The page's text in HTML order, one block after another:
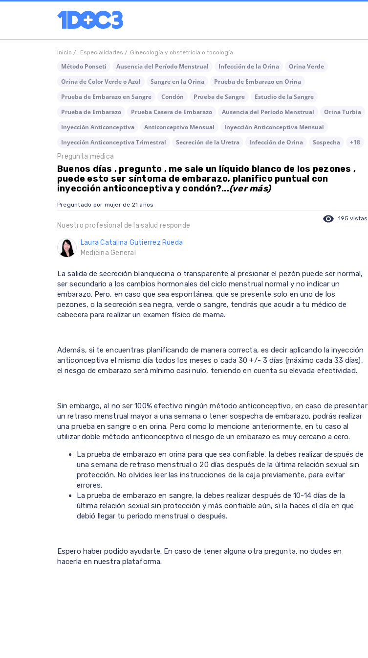
Inicio / Especialidades / Ginecología y obstetricia o tocología
Método Ponseti Ausencia del Período Menstrual Infección de la Orina
Orina Verde
Orina de Color Verde o Azul
Sangre en la Orina
Prueba de Embarazo en Orina
Prueba de Embarazo en Sangre
Condón Prueba de Sangre
Estudio de la Sangre
Prueba de Embarazo
Prueba Casera de Embarazo Ausencia del Período Menstrual
Orina Turbia
Inyección Anticonceptiva
Anticonceptivo Mensual
Inyección Anticonceptiva Mensual
Inyección Anticonceptiva Trimestral
Secreción de la Uretra Infección de Orina Sospecha
+18
Pregunta médica
Buenos días , pregunto , me sale un líquido blanco de los pezones ,
puede esto ser síntoma de embarazo, planifico puntual con
inyección anticonceptiva y condón?...(ver más)
Preguntado por mujer de 21 años
visibility 195 vistas
Nuestro profesional de la salud responde
Laura Catalina Gutierrez Rueda
Medicina General
La salida de secreción blanquecina o transparente al presionar el pezón puede ser normal,
ser secundario a los cambios hormonales del ciclo menstrual normal y no indicar un
embarazo. Pero, en caso que sea espontánea, que se presente solo en uno de los
pezones, o la secreción sea negra, verde o sangre, tendrás que acudir a tu médico de
cabecera para realizar un examen físico de mama.
Además, si te encuentras planificando de manera correcta, es decir aplicando la inyección
anticonceptiva el mismo día todos los meses o cada 30 +/- 3 días (máximo cada 33 días),
el riesgo de embarazo será mínimo casi nulo, teniendo en cuenta su elevada efectividad.
Sin embargo, al no ser 100% efectivo ningún método anticonceptivo, en caso de presentar
un retraso menstrual mayor a una semana o tener sospecha de embarazo, podrás realizar
una prueba en sangre o en orina. Pero como lo mencione anteriormente, en tu caso al
utilizar doble método anticonceptivo el riesgo de un embarazo es muy cercano a cero.
La prueba de embarazo en orina para que sea confiable, la debes realizar después de
una semana de retraso menstrual o 20 días después de la última relación sexual sin
protección. No olvides leer las instrucciones de la caja previamente, para evitar
errores.
La prueba de embarazo en sangre, la debes realizar después de 10-14 días de la
última relación sexual sin protección y más confiable aún, si la haces el día en que
debió llegar tu periodo menstrual o después.
Espero haber podido ayudarte. En caso de tener alguna otra pregunta, no dudes en
hacerla en nuestra plataforma.